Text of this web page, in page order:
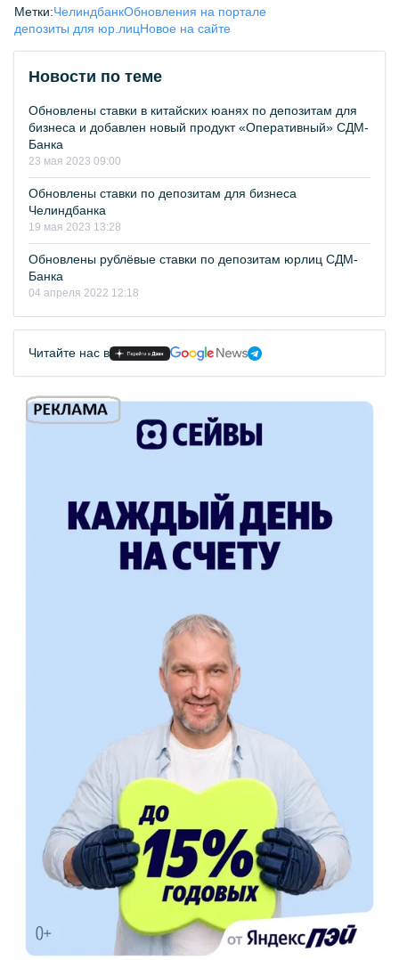
Метки:ЧелиндбанкОбновления на портале
депозиты для юр.лицНовое на сайте
Новости по теме
Обновлены ставки в китайских юанях по депозитам для
бизнеса и добавлен новый продукт «Оперативный» СДМ-
Банка
23 мая 2023 09:00
Обновлены ставки по депозитам для бизнеса
Челиндбанка
19 мая 2023 13:28
Обновлены рублёвые ставки по депозитам юрлиц СДМ-
Банка
04 апреля 2022 12:18
Читайте нас в